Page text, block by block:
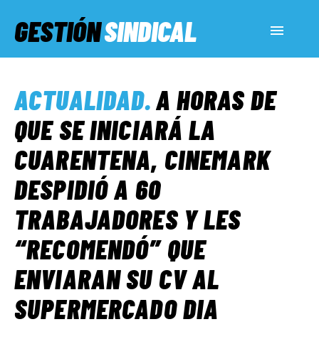
GESTIÓNSINDICAL
SERVICIOS SOCIALES
INFORMES ESPECIALES
FUERA DE MEGÁFONO
EL LADO «G»
ACTUALIDAD.A HORAS DE
QUE SE INICIARÁ LA
CUARENTENA, CINEMARK
DESPIDIÓ A 60
TRABAJADORES Y LES
“RECOMENDÓ” QUE
ENVIARAN SU CV AL
SUPERMERCADO DIA